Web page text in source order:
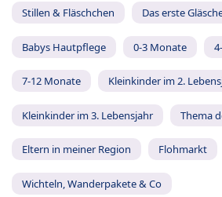
Stillen & Fläschchen Das erste
Babys Hautpflege 0-3 Monate
7-12 Monate Kleinkinder im 2.
Kleinkinder im 3. Lebensjahr Thema
Eltern in meiner Region Flohmarkt
Wichteln, Wanderpakete & Co